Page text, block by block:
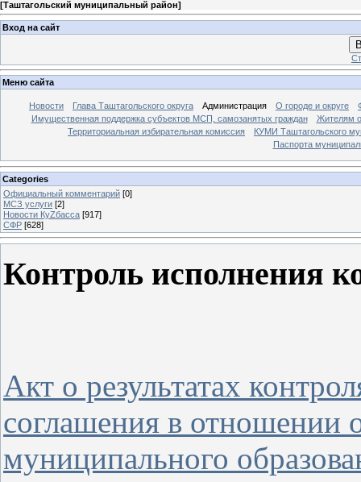
[Таштагольский муниципальный район]
Вход на сайт
Меню сайта
Новости Глава Таштагольского округа Администрация О городе и округе
Имущественная поддержка субъектов МСП, самозанятых граждан
Жителям
Территориальная избирательная комиссия
КУМИ Таштагольского
Паспорта
Categories
Официальный комментарий [0]
МСЗ услуги [2]
Новости КуZбасса [917]
СФР [628]
Контроль исполнения
Акт о результатах
соглашения в отношении
муниципального